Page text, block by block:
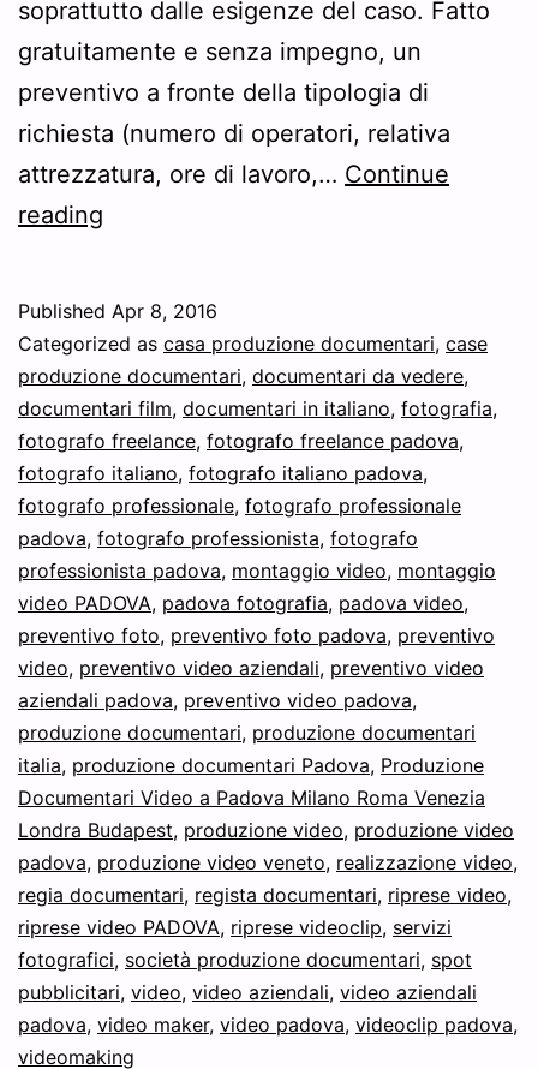
soprattutto dalle esigenze del caso. Fatto
gratuitamente e senza impegno, un
preventivo a fronte della tipologia di
richiesta (numero di operatori, relativa
attrezzatura, ore di lavoro,… Continue
reading
Published Apr 8, 2016
Categorized as casa produzione documentari, case
produzione documentari, documentari da vedere,
documentari film, documentari in italiano, fotografia,
fotografo freelance, fotografo freelance padova,
fotografo italiano, fotografo italiano padova,
fotografo professionale, fotografo professionale
padova, fotografo professionista, fotografo
professionista padova, montaggio video, montaggio
video PADOVA, padova fotografia, padova video,
preventivo foto, preventivo foto padova, preventivo
video, preventivo video aziendali, preventivo video
aziendali padova, preventivo video padova,
produzione documentari, produzione documentari
italia, produzione documentari Padova, Produzione
Documentari Video a Padova Milano Roma Venezia
Londra Budapest, produzione video, produzione video
padova, produzione video veneto, realizzazione video,
regia documentari, regista documentari, riprese video,
riprese video PADOVA, riprese videoclip, servizi
fotografici, società produzione documentari, spot
pubblicitari, video, video aziendali, video aziendali
padova, video maker, video padova, videoclip padova,
videomaking